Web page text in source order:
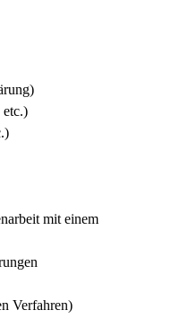
mit einem
Verfahren)